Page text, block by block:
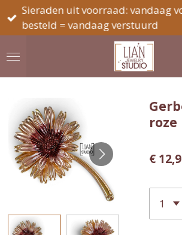
Ga
direct
de
Sieraden uit voorraad: vandaag
besteld = vandaag verstuurd
roze
€